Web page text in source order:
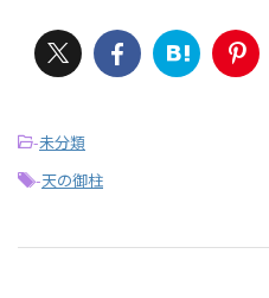
-未分類
-天の御柱